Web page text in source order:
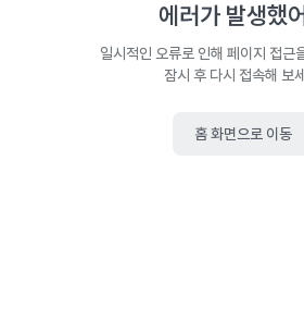
에러가 발생했
일시적인 오류로 인해 페이지 접근
잠시 후 다시 접속해 보
홈 화면으로 이동